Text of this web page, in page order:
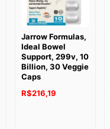
Jarrow Formulas,
Ideal Bowel
Support, 299v, 10
Billion, 30 Veggie
Caps
R$216,19